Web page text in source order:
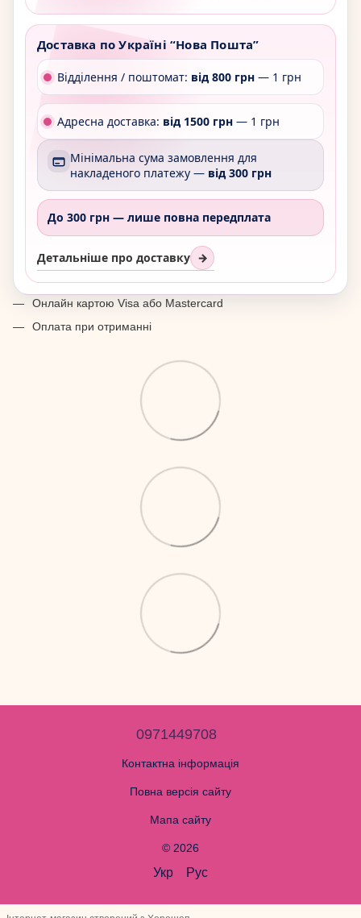
Доставка по Україні “Нова Пошта”
Відділення / поштомат: від 800 грн — 1 грн
Адресна доставка: від 1500 грн — 1 грн
Мінімальна сума замовлення для
накладеного платежу — від 300 грн
До 300 грн — лише повна передплата
Детальніше про доставку →
Онлайн картою Visa або Mastercard
Оплата при отриманні
0971449708
Контактна інформація
Повна версія сайту
Мапа сайту
© 2026
Укр Рус